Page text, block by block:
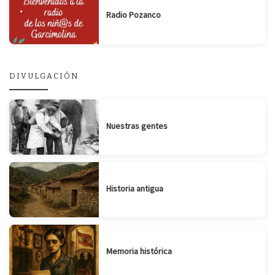
Radio Pozanco
DIVULGACIÓN
Nuestras gentes
Historia antigua
Memoria histórica